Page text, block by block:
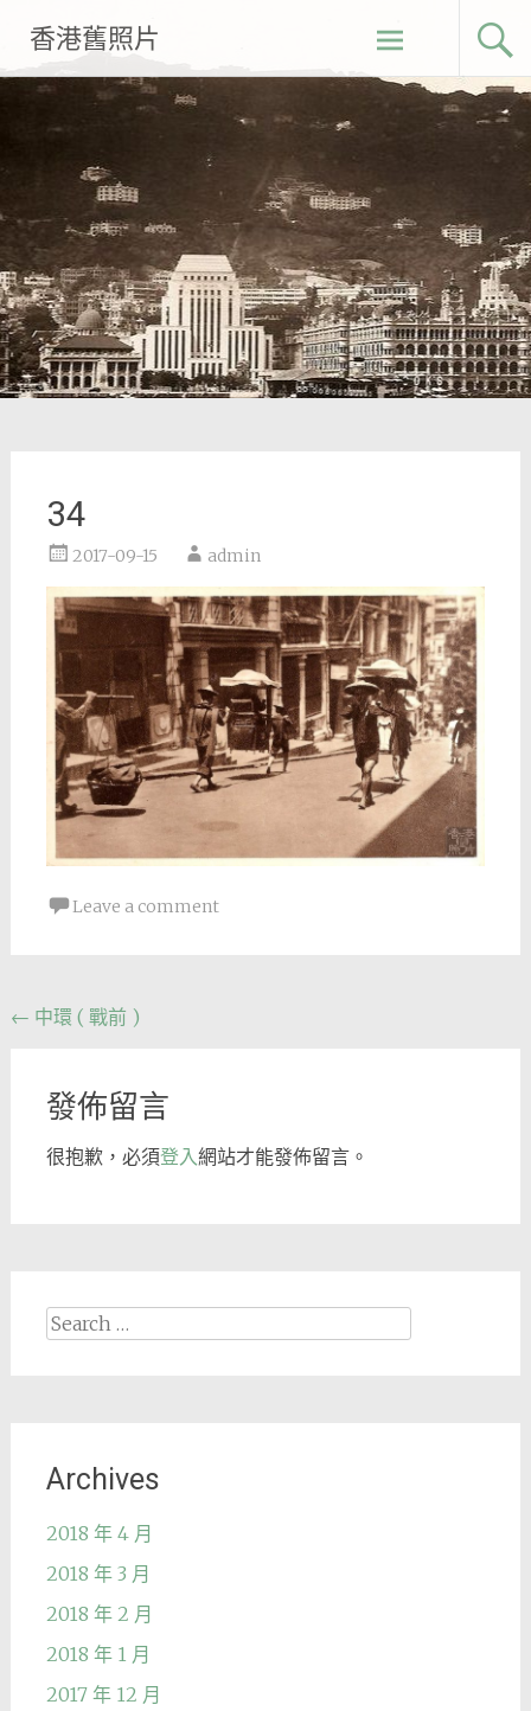
content
香港舊照片
34
2017-09-15 admin
Leave a comment
Post
← 中環 ( 戰前 )
發佈留言
很抱歉，必須登入網站才能發佈留言。
Search
for:
Archives
2018 年 4 月
2018 年 3 月
2018 年 2 月
2018 年 1 月
2017 年 12 月